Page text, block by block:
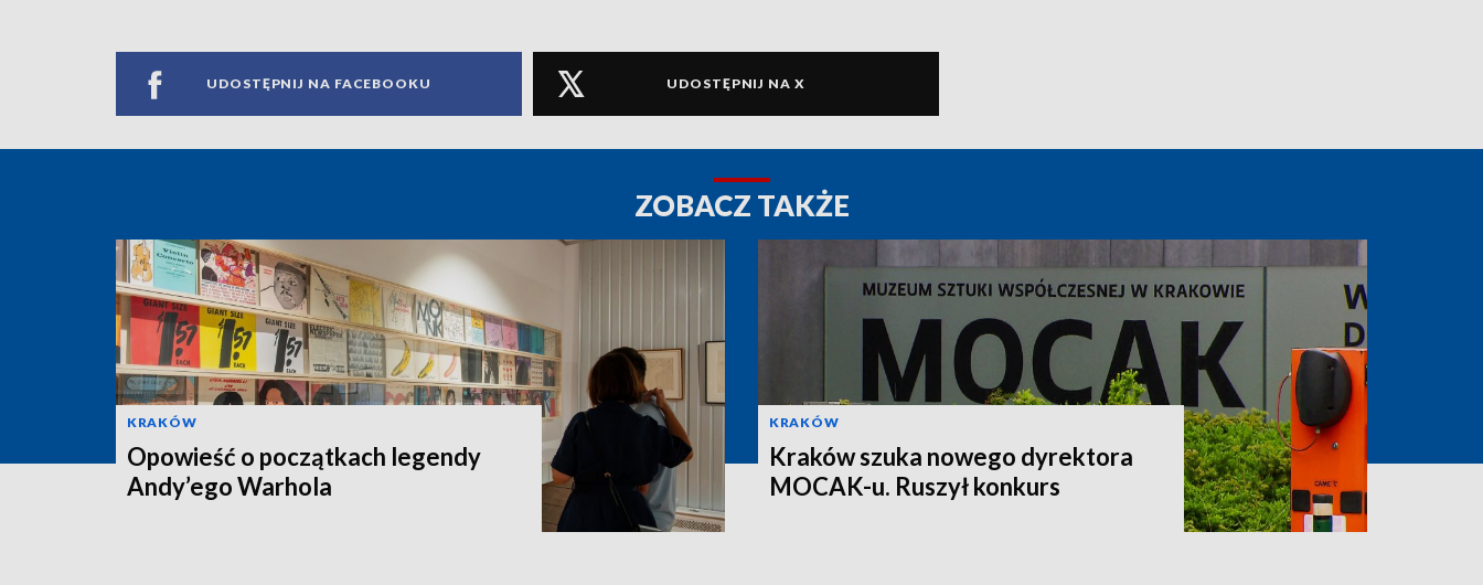
UDOSTĘPNIJ NA FACEBOOKU UDOSTĘPNIJ NA X
ZOBACZ TAKŻE
KRAKÓW
Opowieść o początkach legendy
Andy’ego Warhola
KRAKÓW
Kraków szuka nowego dyrektora
MOCAK-u. Ruszył konkurs